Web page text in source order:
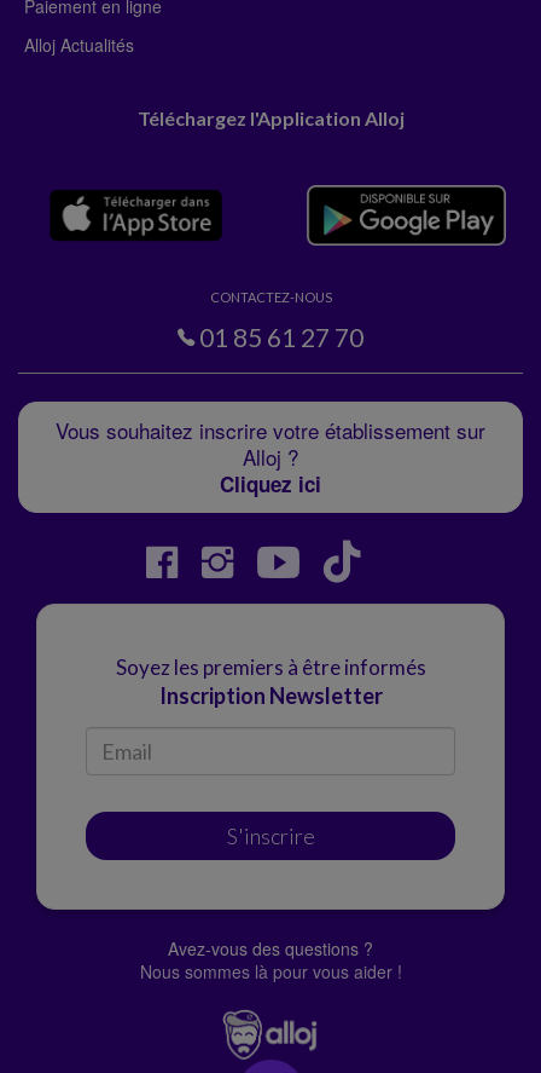
Paiement en ligne
Alloj Actualités
Téléchargez l'Application Alloj
CONTACTEZ-NOUS
01 85 61 27 70
Vous souhaitez inscrire votre établissement sur
Alloj ?
Cliquez ici
Soyez les premiers à être informés
Inscription Newsletter
S'inscrire
Avez-vous des questions ?
Nous sommes là pour vous aider !